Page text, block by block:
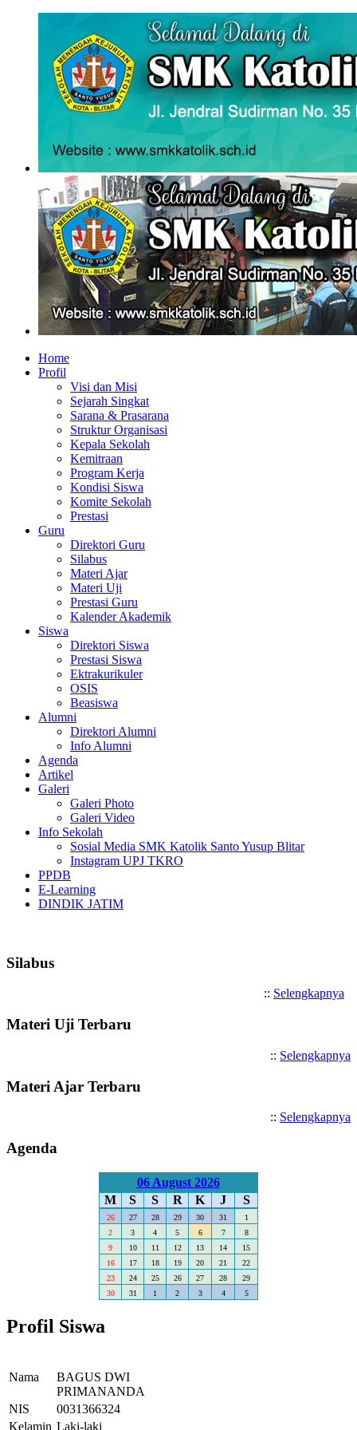
Home
Profil
Visi dan Misi
Sejarah Singkat
Sarana & Prasarana
Struktur Organisasi
Kepala Sekolah
Kemitraan
Program Kerja
Kondisi Siswa
Komite Sekolah
Prestasi
Guru
Direktori Guru
Silabus
Materi Ajar
Materi Uji
Prestasi Guru
Kalender Akademik
Siswa
Direktori Siswa
Prestasi Siswa
Ektrakurikuler
OSIS
Beasiswa
Alumni
Direktori Alumni
Info Alumni
Agenda
Artikel
Galeri
Galeri Photo
Galeri Video
Info Sekolah
Sosial Media SMK Katolik Santo Yusup Blitar
Instagram UPJ TKRO
PPDB
E-Learning
DINDIK JATIM
Silabus
:: Selengkapnya
Materi Uji Terbaru
:: Selengkapnya
Materi Ajar Terbaru
:: Selengkapnya
Agenda
06 August 2026
M
S S R K J S
26 27 28 29 30 31
1
2
3 4 5 6 7
8
9
10 11 12 13 14
15
16
17 18 19 20 21
22
23
24 25 26 27 28
29
30
31 1 2 3 4 5
Profil Siswa
Nama
BAGUS DWI
PRIMANANDA
NIS
0031366324
Kelamin Laki-laki